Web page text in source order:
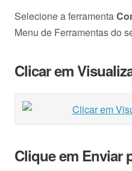
Selecione a ferramenta
Menu de Ferramentas do
Clicar em
Clique em Enviar